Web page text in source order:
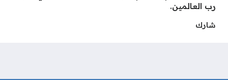
رب العالمين.
شارك